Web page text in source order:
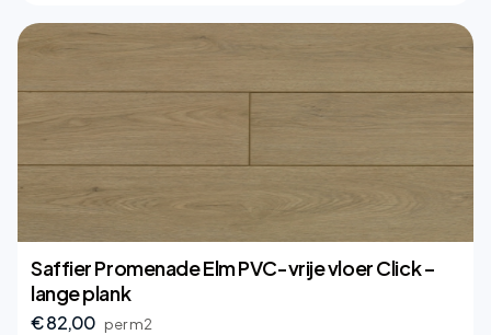
Saffier Promenade Elm PVC-vrije vloer Click –
lange plank
€ 82,00 per m2